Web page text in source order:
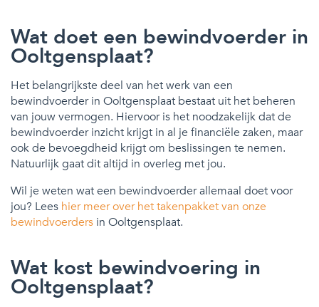
Wat doet een bewindvoerder in
Ooltgensplaat?
Het belangrijkste deel van het werk van een
bewindvoerder in Ooltgensplaat bestaat uit het beheren
van jouw vermogen. Hiervoor is het noodzakelijk dat de
bewindvoerder inzicht krijgt in al je financiële zaken, maar
ook de bevoegdheid krijgt om beslissingen te nemen.
Natuurlijk gaat dit altijd in overleg met jou.
Wil je weten wat een bewindvoerder allemaal doet voor
jou? Lees hier meer over het takenpakket van onze
bewindvoerders in Ooltgensplaat.
Wat kost bewindvoering in
Ooltgensplaat?